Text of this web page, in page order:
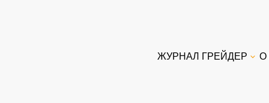
ЖУРНАЛ ГРЕЙДЕР О